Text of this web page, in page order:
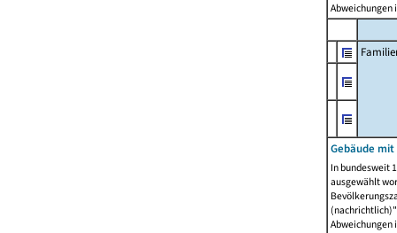
Abweichungen
Gebäude
In bundesweit
ausgewählt
Abweichungen